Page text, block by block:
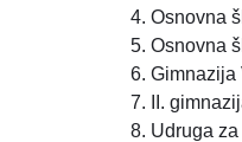
4. Osnovna
5. Osnovna
6. Gimnazija
7. II.
8. Udruga